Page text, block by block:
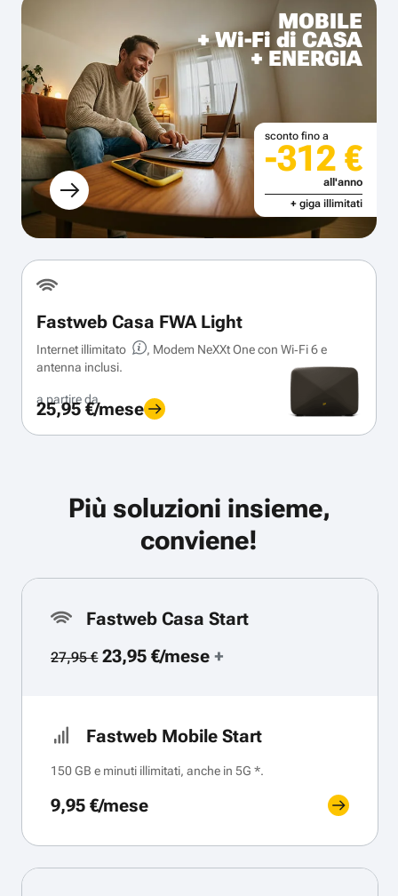
MOBILE
+ Wi-Fi di CASA
+ ENERGIA
sconto fino a
-312 €
all'anno
+ giga illimitati
Fastweb Casa FWA Light
Internet illimitato
, Modem NeXXt One con Wi‑Fi 6 e
antenna inclusi.
a partire da
25,95 €/mese
Più soluzioni insieme,
conviene!
Fastweb Casa Start
27,95 €23,95 €/mese+
Fastweb Mobile Start
150 GB e minuti illimitati, anche in 5G *.
9,95 €/mese